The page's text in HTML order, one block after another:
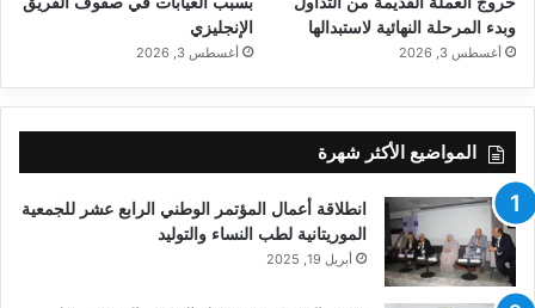
وبدء المرحلة النهائية لاستبدالها
أغسطس 3, 2026
الإنجليزي
أغسطس 3, 2026
المواضيع الأكثر شهرة
انطلاقة أعمال المؤتمر الوطني الرابع عشر للجمعية
الموريتانية لطب النساء والتوليد
أبريل 19, 2025